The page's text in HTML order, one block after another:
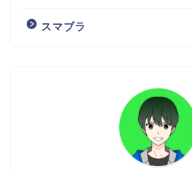
スマブラ